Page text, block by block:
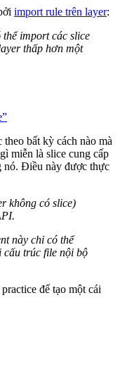
import rule trên layer:
import các slice
thấp hơn một
bất kỳ cách nào mà
miễn là slice cung cấp
nó. Điều này được thực
không có slice)
này chỉ có thể
cấu trúc file nội bộ
để tạo một cái